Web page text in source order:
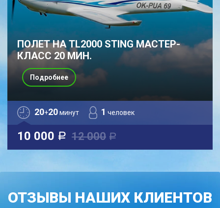
ПОЛЕТ НА TL2000 STING МАСТЕР-
КЛАСС 20 МИН.
20+20минут 1 человек
10 000 a 12 000 a
Подробнее
ОТЗЫВЫ НАШИХ КЛИЕНТОВ